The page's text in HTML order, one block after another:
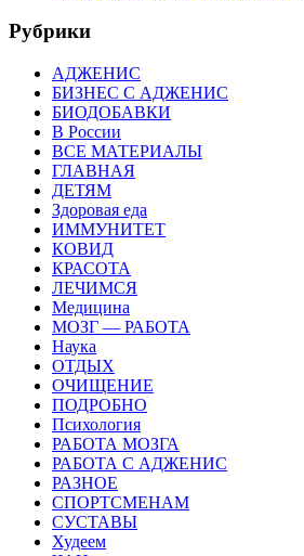
Рубрики
АДЖЕНИС
БИЗНЕС С АДЖЕНИС
БИОДОБАВКИ
В России
ВСЕ МАТЕРИАЛЫ
ГЛАВНАЯ
ДЕТЯМ
Здоровая еда
ИММУНИТЕТ
КОВИД
КРАСОТА
ЛЕЧИМСЯ
Медицина
МОЗГ — РАБОТА
Наука
ОТДЫХ
ОЧИЩЕНИЕ
ПОДРОБНО
Психология
РАБОТА МОЗГА
РАБОТА С АДЖЕНИС
РАЗНОЕ
СПОРТСМЕНАМ
СУСТАВЫ
Худеем